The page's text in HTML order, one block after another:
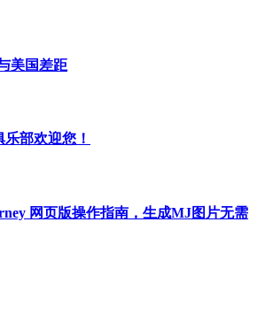
美国差距
部欢迎您！
网页版操作指南，生成MJ图片无需